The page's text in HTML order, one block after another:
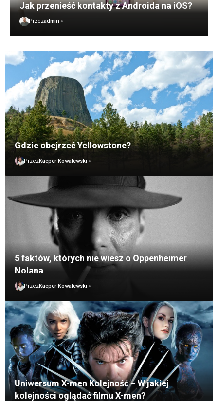
Jak przenieść kontakty z Androida na iOS?
Przezadmin
Gdzie obejrzeć Yellowstone?
PrzezKacper Kowalewski
5 faktów, których nie wiesz o Oppenheimer
Nolana
PrzezKacper Kowalewski
Uniwersum X-men Kolejność – W jakiej
kolejności oglądać filmu X-men?